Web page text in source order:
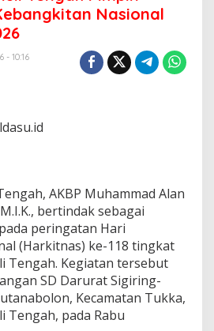
e
n
g
m
Nasional
- 10:16
AKBP Muhammad Alan
M.I.K., bertindak sebagai
peringatan Hari
(Harkitnas) ke-118 tingkat
Tengah. Kegiatan tersebut
SD Darurat Sigiring-
Kecamatan Tukka,
Tengah, pada Rabu